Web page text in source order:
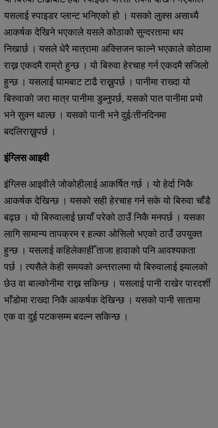
यसलाई स्पाइडर प्लान्ट भनिएको हो । यसको लुक्स असाध्यै
आकर्षक देखिने भएकाले यसले कोठाको सुन्दरतामा थप
निखार्छ । यसले धेरै मात्रामा अक्सिजन फाल्ने भएकाले कोठामा
राख्न एकदमै राम्रो हुन्छ । यो बिरुवा हेरचाह गर्न एकदमै सजिलो
हुन्छ । यसलाई घामबाट टाढै राख्नुपर्छ । पानीमा राख्दा यो
बिरुवाको जरा मात्र पानीमा डुब्नुपर्छ, यसको पात पानीमा पर्‍यो
भने सुक्न थाल्छ । यसको पानी भने दुई/तीनदिनमा
बदलिराख्नुपर्छ ।
इंग्लिस आइवी
इंग्लिस आइवीले जोकोहीलाई आकर्षित गर्छ । यो हेर्दा निकै
आकर्षक देखिन्छ । यसको सही हेरचाह गर्न सके यो बिरुवा चाँडै
बढ्छ । यो बिरुवालाई छायाँ परेको ठाउँ निकै मनपर्छ । यसका
लागि सामान्य तापक्रम र हल्का ओसिलो भएको ठाउँ उपयुक्त
हुन्छ । यसलाई कहिलेकाहीँ ताजा हावाको पनि आवश्यकता
पर्छ । त्यसैले केही समयको अन्तरालमा यो बिरुवालाई झ्यालको
छेउ वा बाल्कोनीमा राख्न सकिन्छ । यसलाई पानी राखेर पारदर्शी
भाँडोमा राख्दा निकै आकर्षक देखिन्छ । यसको पानी सातामा
एक वा दुई पटकसम्म बदल्न सकिन्छ ।